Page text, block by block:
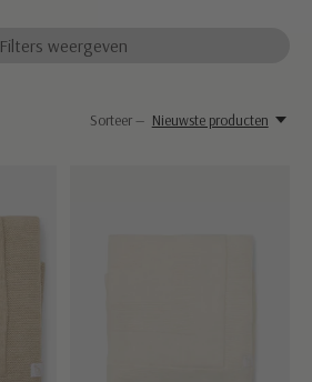
Filters weergeven
Sorteer — Nieuwste producten